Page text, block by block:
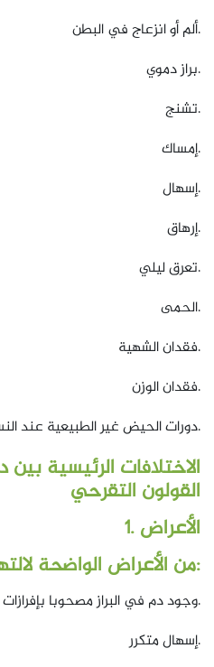
ألم أو انزعاج في البطن.
براز دموي.
تشنج.
إمساك.
إسهال.
إرهاق.
تعرق ليلي.
الحمى.
فقدان الشهية.
فقدان الوزن.
دورات الحيض غير الطبيعية عند النساء.
الاختلافات الرئيسية بين
القولون التقرحي
1. الأعراض
من الأعراض الواضحة لالتهاب القولون التقرحي:
وجود دم في البراز مصحوبا بإفرازات لزجة.
إسهال متكرر.